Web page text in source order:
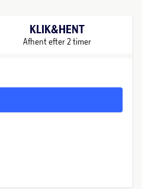
KLIK&HENT
Afhent efter 2 timer